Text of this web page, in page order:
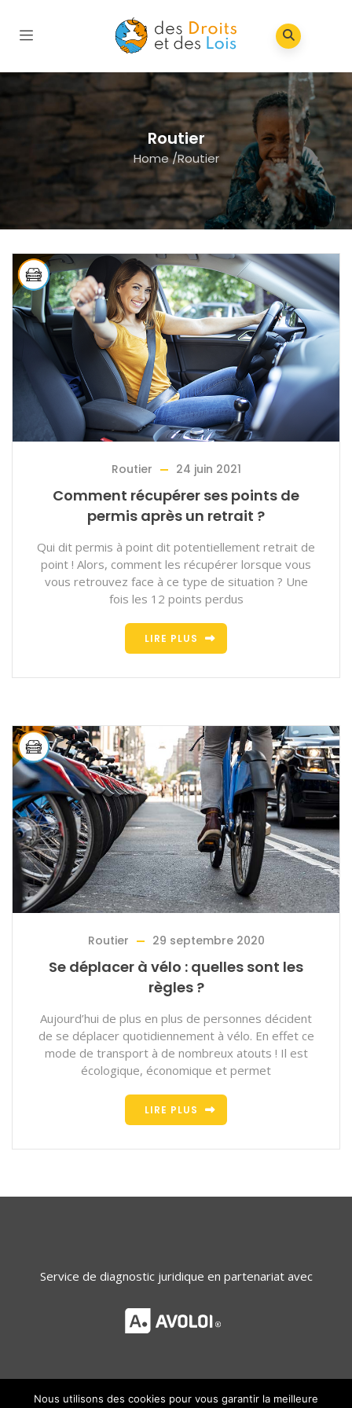
Routier
Home/Routier
Routier 24 juin 2021
Comment récupérer ses points de
permis après un retrait ?
Qui dit permis à point dit potentiellement retrait de
point ! Alors, comment les récupérer lorsque vous
vous retrouvez face à ce type de situation ? Une
fois les 12 points perdus
LIRE PLUS
Routier 29 septembre 2020
Se déplacer à vélo : quelles sont les
règles ?
Aujourd’hui de plus en plus de personnes décident
de se déplacer quotidiennement à vélo. En effet ce
mode de transport à de nombreux atouts ! Il est
écologique, économique et permet
LIRE PLUS
Service de diagnostic juridique en partenariat avec
Nous utilisons des cookies pour vous garantir la meilleure